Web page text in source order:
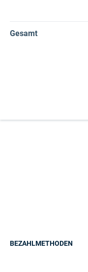
Gesamt
BEZAHLMETHODEN